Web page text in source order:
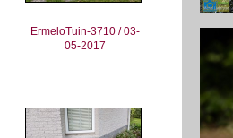
ErmeloTuin-3710 / 03-
05-2017